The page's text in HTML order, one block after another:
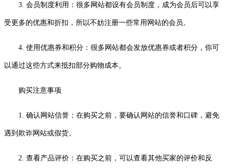
3. 会员制度利用：很多网站都设有会员制度，成为会员后可以享
受更多的优惠和折扣，所以不妨注册一些常用网站的会员。
4. 使用优惠券和积分：很多网站都会发放优惠券或者积分，你可
以通过这些方式来抵扣部分购物成本。
购买注意事项
1. 确认网站信誉：在购买之前，要确认网站的信誉和口碑，避免
遇到欺诈网站或假货。
2. 查看产品评价：在购买之前，可以查看其他买家的评价和反